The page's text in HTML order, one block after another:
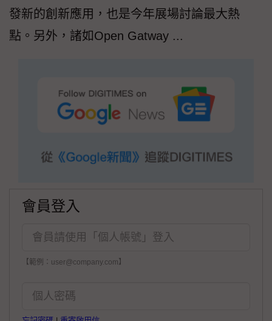
發新的創新應用，也是今年展場討論最大熱
點。另外，諸如Open Gatway ...
會員登入
【範例：user@company.com】